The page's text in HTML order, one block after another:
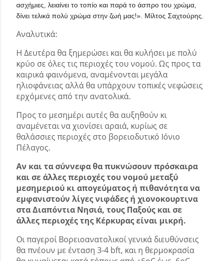
ασχήμιες, λειαίνει το τοπίο και παρά το άσπρο του χρώμα,
δίνει τελικά πολύ χρώμα στην ζωή μας!». Μίλτος Σαχτούρης.
Αναλυτικά:
Η Δευτέρα θα ξημερώσει και θα κυλήσει με πολύ
κρύο σε όλες τις περιοχές του νομού. Ως προς τα
καιρικά φαινόμενα, αναμένονται μεγάλα
ηλιοφάνειας αλλά θα υπάρχουν τοπικές νεφώσεις
ερχόμενες από την ανατολικά.
Προς το μεσημέρι αυτές θα αυξηθούν κι
αναμένεται να χιονίσει αραιά, κυρίως σε
θαλάσσιες περιοχές στο βορειοδυτικό Ιόνιο
Πέλαγος.
Αν και τα σύννεφα θα πυκνώσουν πρόσκαιρα
και σε άλλες περιοχές του νομού μεταξύ
μεσημεριού κι απογεύματος ή πιθανότητα να
εμφανιστούν λίγες νιφάδες ή χιονοκουρτινα
στα Διαπόντια Νησιά, τους Παξούς και σε
άλλες περιοχές της Κέρκυρας είναι μικρή.
Οι παγεροί Βορειοανατολικοί γενικά διευθύνσεις
θα πνέουν με ένταση 3-4 bft, και η θερμοκρασία